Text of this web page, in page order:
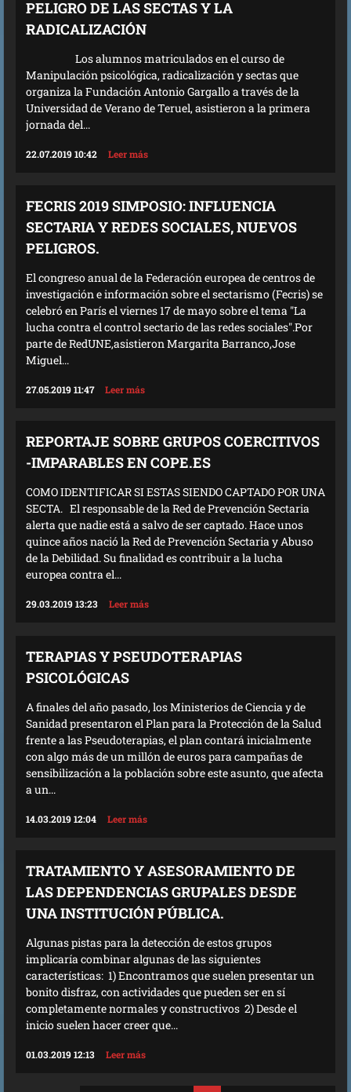
PELIGRO DE LAS SECTAS Y LA
RADICALIZACIÓN
Los alumnos matriculados en el curso de
Manipulación psicológica, radicalización y sectas que
organiza la Fundación Antonio Gargallo a través de la
Universidad de Verano de Teruel, asistieron a la primera
jornada del...
22.07.2019 10:42 Leer más
FECRIS 2019 SIMPOSIO: INFLUENCIA
SECTARIA Y REDES SOCIALES, NUEVOS
PELIGROS.
El congreso anual de la Federación europea de centros de
investigación e información sobre el sectarismo (Fecris) se
celebró en París el viernes 17 de mayo sobre el tema "La
lucha contra el control sectario de las redes sociales".Por
parte de RedUNE,asistieron Margarita Barranco,Jose
Miguel...
27.05.2019 11:47 Leer más
REPORTAJE SOBRE GRUPOS COERCITIVOS
-IMPARABLES EN COPE.ES
COMO IDENTIFICAR SI ESTAS SIENDO CAPTADO POR UNA
SECTA. El responsable de la Red de Prevención Sectaria
alerta que nadie está a salvo de ser captado. Hace unos
quince años nació la Red de Prevención Sectaria y Abuso
de la Debilidad. Su finalidad es contribuir a la lucha
europea contra el...
29.03.2019 13:23 Leer más
TERAPIAS Y PSEUDOTERAPIAS
PSICOLÓGICAS
A finales del año pasado, los Ministerios de Ciencia y de
Sanidad presentaron el Plan para la Protección de la Salud
frente a las Pseudoterapias, el plan contará inicialmente
con algo más de un millón de euros para campañas de
sensibilización a la población sobre este asunto, que afecta
a un...
14.03.2019 12:04 Leer más
TRATAMIENTO Y ASESORAMIENTO DE
LAS DEPENDENCIAS GRUPALES DESDE
UNA INSTITUCIÓN PÚBLICA.
Algunas pistas para la detección de estos grupos
implicaría combinar algunas de las siguientes
características: 1) Encontramos que suelen presentar un
bonito disfraz, con actividades que pueden ser en sí
completamente normales y constructivos 2) Desde el
inicio suelen hacer creer que...
01.03.2019 12:13 Leer más